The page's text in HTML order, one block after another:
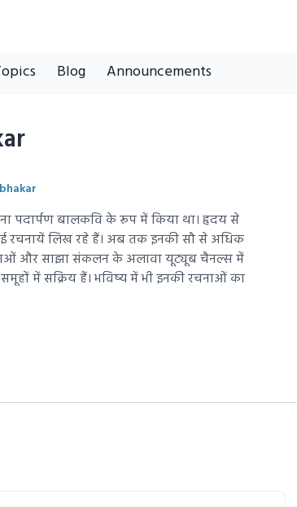
Blog Announcements
पदार्पण बालकवि के रूप में किया था। हृदय से
रचनायें लिख रहे हैं। अब तक इनकी सौ से अधिक
और साझा संकलन के अलावा यूट्यूब चैनल्स में
में सक्रिय हैं। भविष्य में भी इनकी रचनाओं का